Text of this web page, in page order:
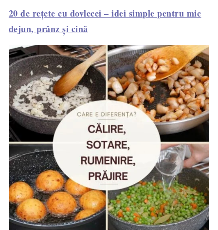
20 de rețete cu dovlecei – idei simple pentru mic
dejun, prânz și cină